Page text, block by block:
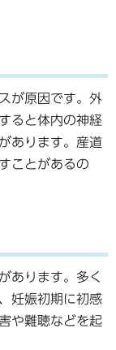
が原因です。外
ると体内の神経
あります。産道
ことがあるの
あります。多く
妊娠初期に初感
や難聴などを起